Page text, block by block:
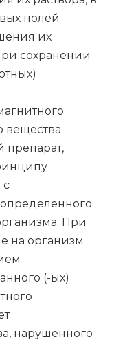
полей
их
сохранении
вещества
препарат,
с
При
на организм
(-ых)
нарушенного